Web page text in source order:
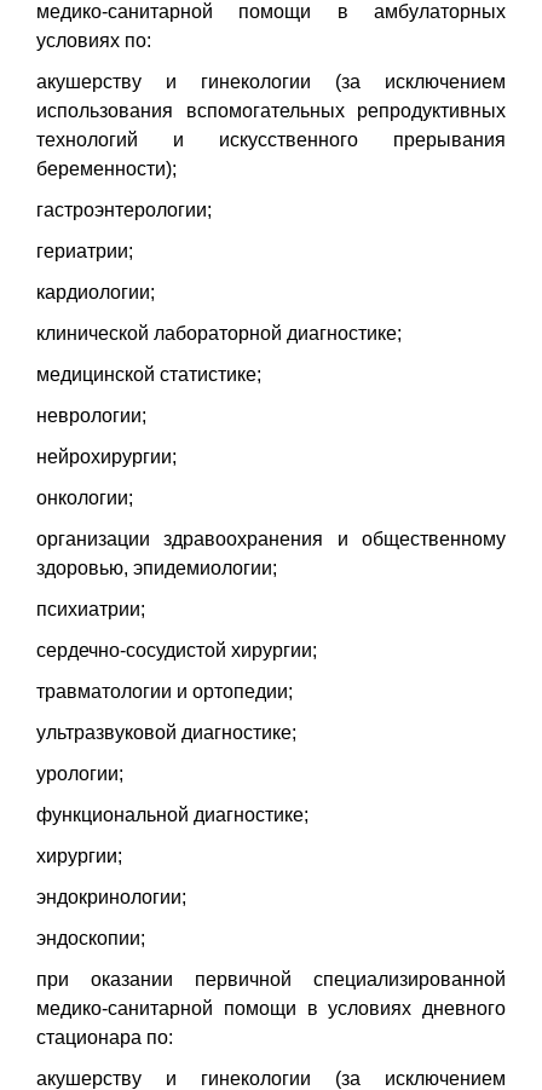
медико-санитарной помощи в амбулаторных
условиях по:
акушерству и гинекологии (за исключением
использования вспомогательных репродуктивных
технологий и искусственного прерывания
беременности);
гастроэнтерологии;
гериатрии;
кардиологии;
клинической лабораторной диагностике;
медицинской статистике;
неврологии;
нейрохирургии;
онкологии;
организации здравоохранения и общественному
здоровью, эпидемиологии;
психиатрии;
сердечно-сосудистой хирургии;
травматологии и ортопедии;
ультразвуковой диагностике;
урологии;
функциональной диагностике;
хирургии;
эндокринологии;
эндоскопии;
при оказании первичной специализированной
медико-санитарной помощи в условиях дневного
стационара по:
акушерству и гинекологии (за исключением